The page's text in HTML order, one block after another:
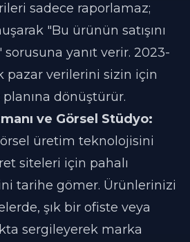
sadece raporlamaz;
"Bu ürünün satışını
sorusuna yanıt verir. 2023-
pazar verilerini sizin için
dönüştürür.
ve Görsel Stüdyo:
üretim teknolojisini
siteleri için pahalı
tarihe gömer. Ürünlerinizi
şık bir ofiste veya
sergileyerek marka